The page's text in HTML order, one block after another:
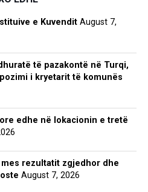
e Kuvendit August 7,
të pazakontë në Turqi,
i kryetarit të komunës
edhe në lokacionin e tretë
rezultatit zgjedhor dhe
August 7, 2026